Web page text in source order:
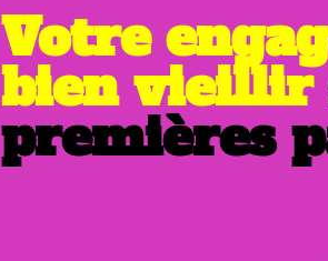
Votre
bien vieillir
premières